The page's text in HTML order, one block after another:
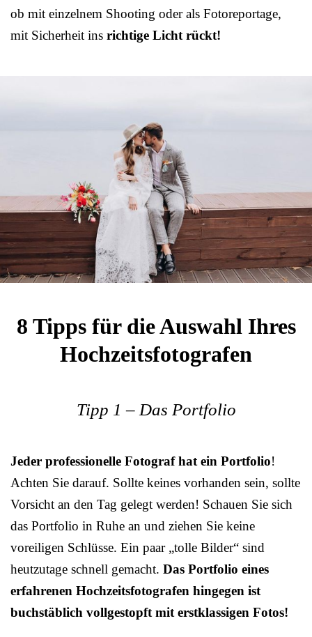
ob mit einzelnem Shooting oder als Fotoreportage,
mit Sicherheit ins richtige Licht rückt!
8 Tipps für die Auswahl Ihres
Hochzeitsfotografen
Tipp 1 – Das Portfolio
Jeder professionelle Fotograf hat ein Portfolio!
Achten Sie darauf. Sollte keines vorhanden sein, sollte
Vorsicht an den Tag gelegt werden! Schauen Sie sich
das Portfolio in Ruhe an und ziehen Sie keine
voreiligen Schlüsse. Ein paar „tolle Bilder“ sind
heutzutage schnell gemacht. Das Portfolio eines
erfahrenen Hochzeitsfotografen hingegen ist
buchstäblich vollgestopft mit erstklassigen Fotos!